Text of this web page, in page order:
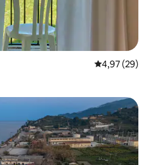
Prosječna
4,97 (29)